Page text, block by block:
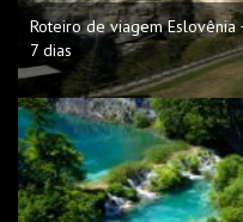
Roteiro de viagem Eslovênia
7 dias